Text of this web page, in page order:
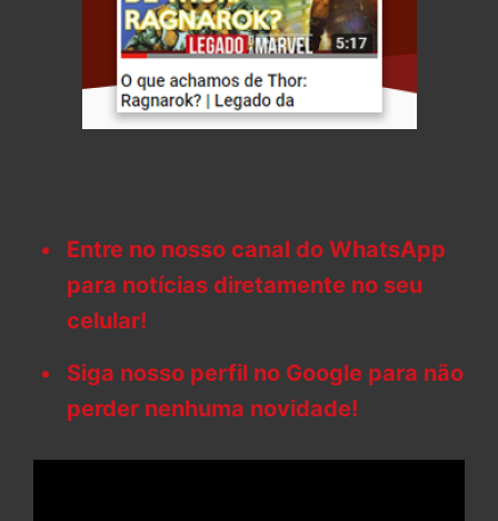
Entre no nosso canal do WhatsApp
para notícias diretamente no seu
celular!
Siga nosso perfil no Google para não
perder nenhuma novidade!